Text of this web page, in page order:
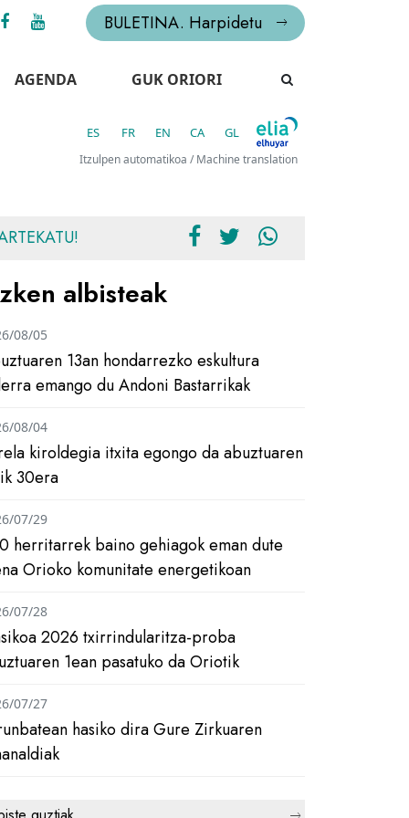
BULETINA. Harpidetu
AGENDA GUK ORIORI
ES FR EN CA GL
Itzulpen automatikoa / Machine translation
albisteak
13an hondarrezko eskultura
emango du Andoni Bastarrikak
08/05
kiroldegia itxita egongo da abuztuaren
30era
08/04
herritarrek baino gehiagok eman dute
Orioko komunitate energetikoan
07/29
2026 txirrindularitza-proba
1ean pasatuko da Oriotik
07/28
hasiko dira Gure Zirkuaren
07/27